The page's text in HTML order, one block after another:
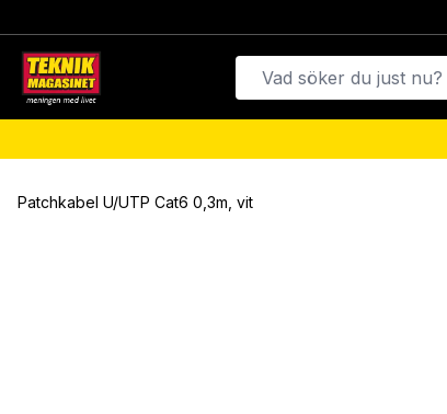
Patchkabel U/UTP Cat6 0,3m, vit